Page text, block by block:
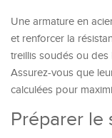
Une armature en
et renforcer la
treillis soudés ou des
Assurez-vous que
calculées pour
Préparer le